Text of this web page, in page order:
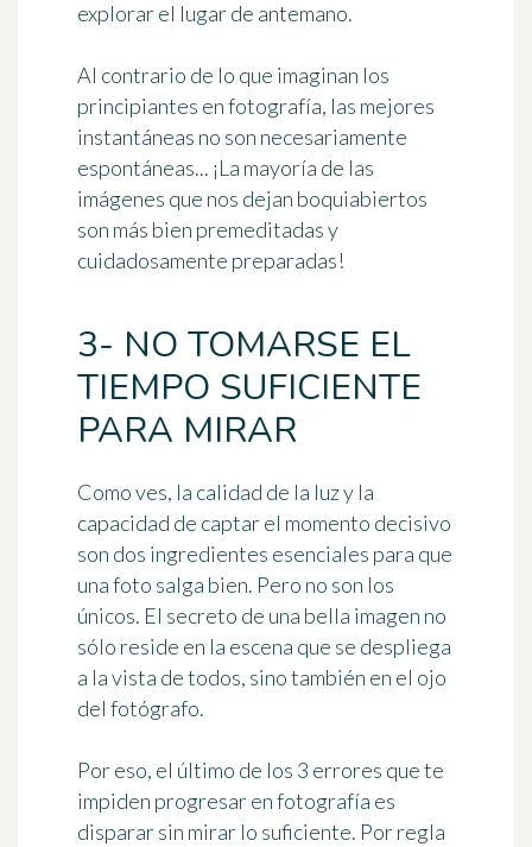
explorarel lugar de antemano.
Al contrario de lo que imaginan los
principiantes en fotografía, las mejores
instantáneas no son necesariamente
espontáneas... ¡La mayoría de las
imágenes que nos dejan boquiabiertos
son más bien premeditadas y
cuidadosamente preparadas!
3- NO TOMARSE EL
TIEMPO SUFICIENTE
PARA MIRAR
Como ves, la calidad de la luz y la
capacidad de captar el momento decisivo
son dos ingredientes esenciales para que
una foto salga bien. Pero no son los
únicos. El secreto de una bella imagen no
sólo reside en la escena que se despliega
a la vista de todos, sino también en el ojo
del fotógrafo.
Por eso, el último de los 3 errores que te
impiden progresar en fotografía es
disparar sin mirar lo suficiente. Por regla